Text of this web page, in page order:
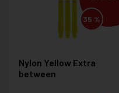
35 %
Nylon Yellow Extra
between